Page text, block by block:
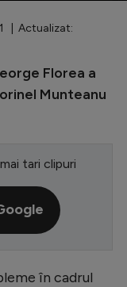
| Actualizat:
Florea a
Munteanu
tari clipuri
în cadrul